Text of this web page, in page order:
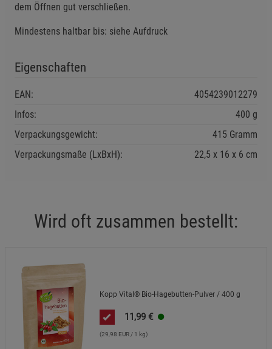
dem Öffnen gut verschließen.
Mindestens haltbar bis: siehe Aufdruck
Eigenschaften
EAN:
4054239012279
Infos:
400 g
Verpackungsgewicht:
415 Gramm
Verpackungsmaße (LxBxH):
22,5 16 6 cm
Wird oft zusammen bestellt:
Kopp Vital® Bio-Hagebutten-Pulver / 400 g
11,99 €
(29,98 EUR / 1 kg)